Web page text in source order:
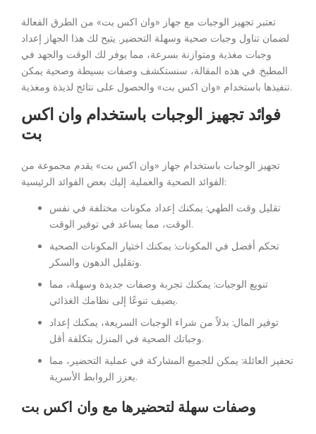
تعتبر تجهيز الوجبات مع جهاز «وان اكس بت» من الطرق الفعالة
لضمان تناول وجبات صحية وسهلة التحضير. يتيح لك هذا الجهاز إعداد
وجبات مغذية ومتوازنة بسرعة، مما يوفر لك الوقت والجهد في
المطبخ. في هذه المقالة، سنستكشف وصفات بسيطة وصحية يمكن
تنفيذها باستخدام «وان اكس بت» والحصول على نتائج لذيذة ومغذية.
فوائد تجهيز الوجبات باستخدام وان اكس
بت
تجهيز الوجبات باستخدام جهاز «وان اكس بت» يقدم مجموعة من
الفوائد الصحية والعملية. إليك بعض الفوائد الرئيسية:
تقليل وقت الطهي: يمكنك إعداد مكونات مختلفة في نفس
الوقت، مما يساعد في توفير الوقت.
تحكم أفضل في المكونات: يمكنك اختيار المكونات الصحية
وتقليل الدهون والسكر.
تنويع الوجبات: يمكنك تجربة وصفات جديدة وسهلة، مما
يضيف تنوعًا إلى نظامك الغذائي.
توفير المال: بدلاً من شراء الوجبات السريعة، يمكنك إعداد
وجباتك الصحية في المنزل بتكلفة أقل.
تحفيز العائلة: يمكن للجميع المشاركة في عملية التحضير، مما
يعزز الروابط الأسرية.
وصفات سهلة لتحضيرها مع وان اكس بت